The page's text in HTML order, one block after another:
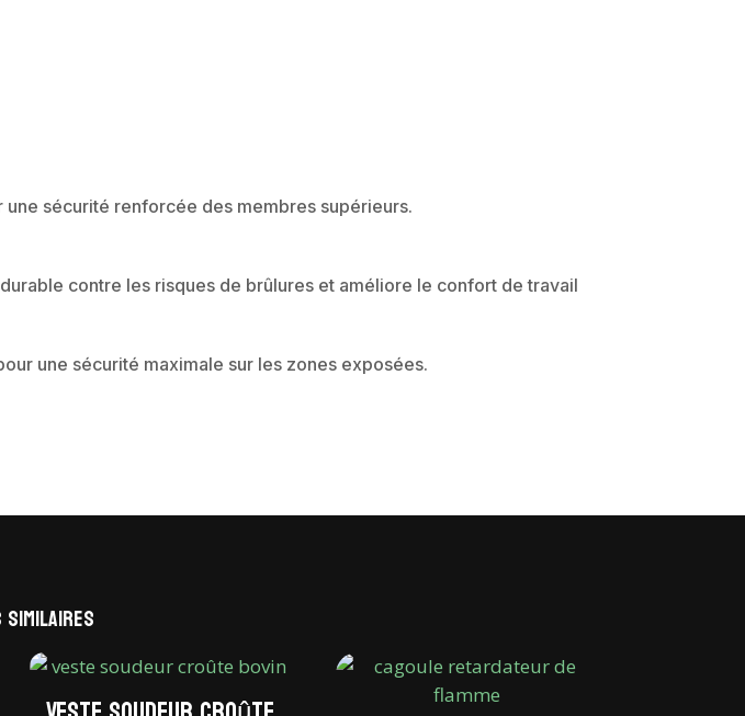
sécurité renforcée des membres supérieurs.
contre les risques de brûlures et améliore le confort de travail
une sécurité maximale sur les zones exposées.